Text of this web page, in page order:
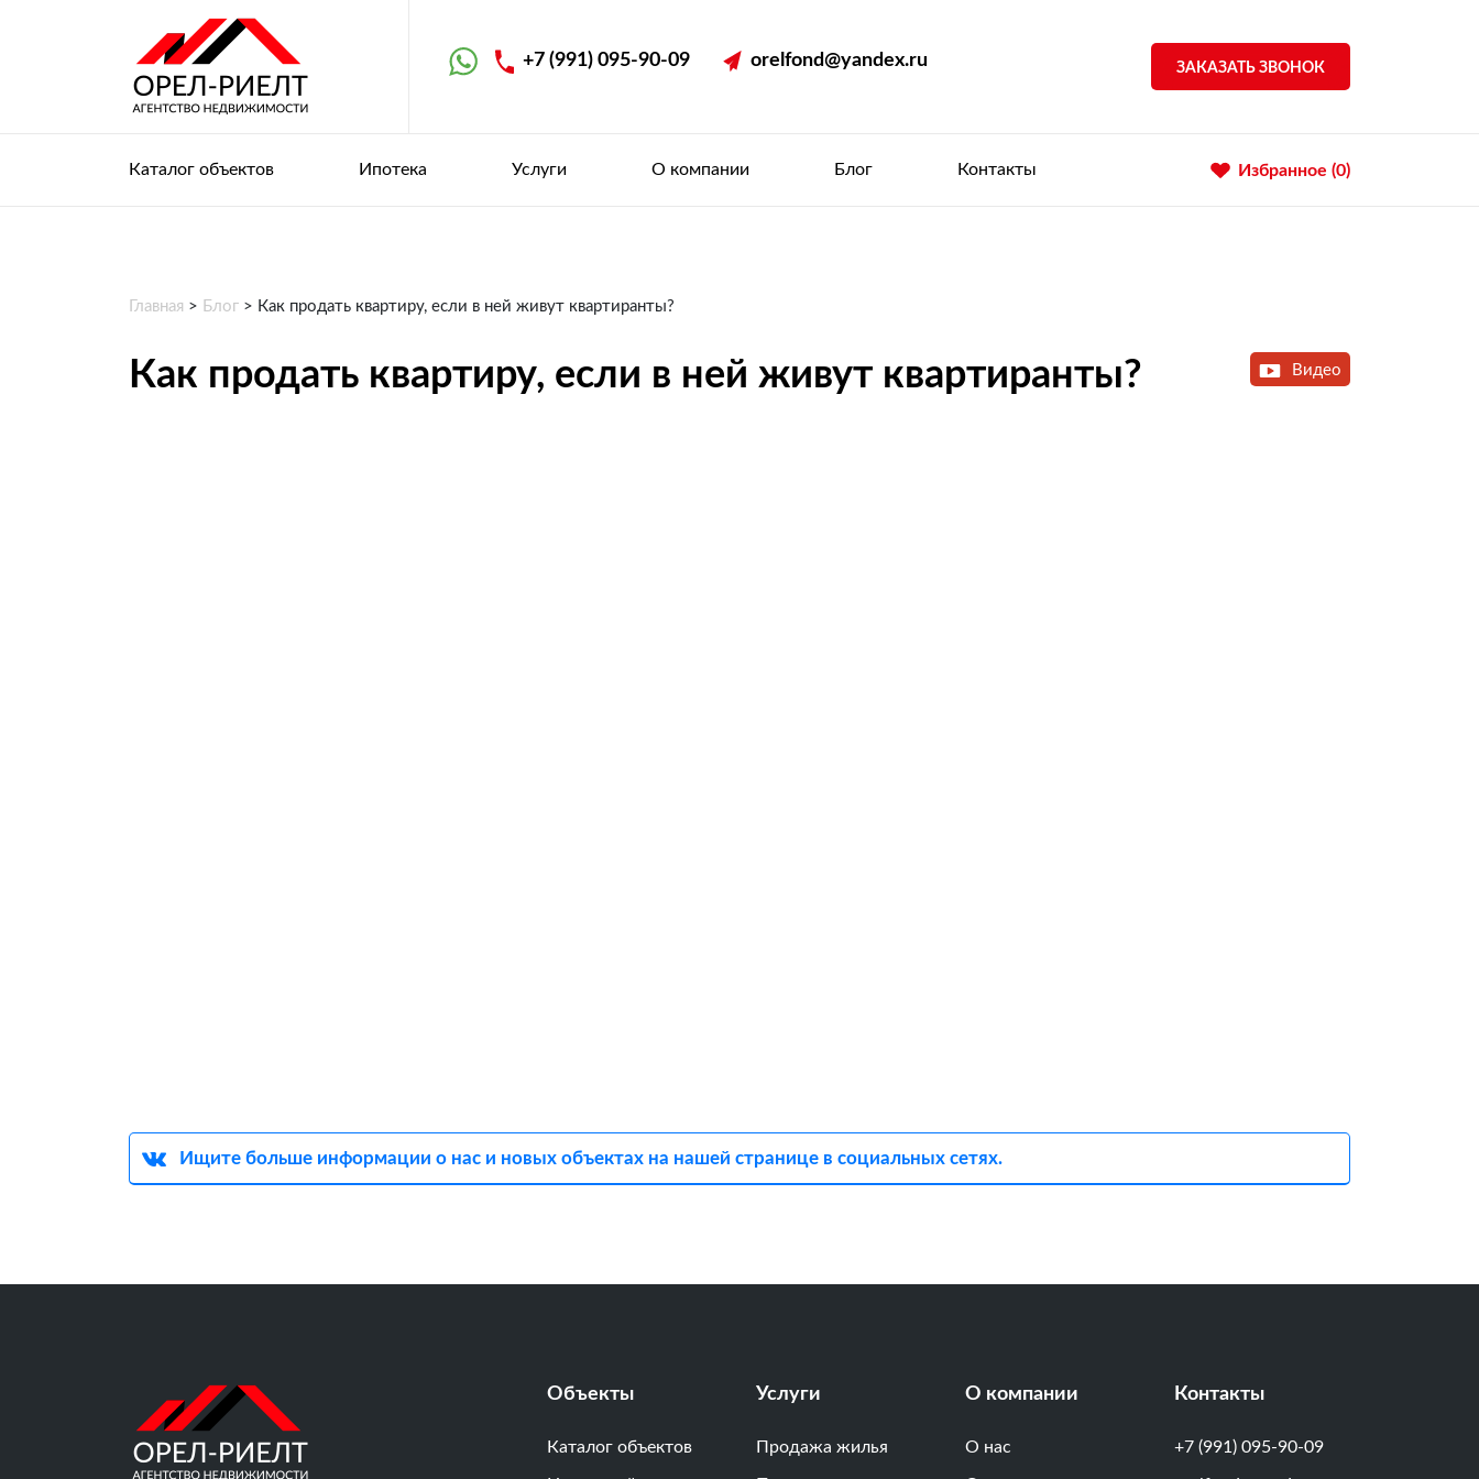
+7 (991) 095-90-09 orelfond@yandex.ru ЗАКАЗАТЬ ЗВОНОК
Каталог объектов Ипотека Услуги О компании Блог Контакты Избранное (0)
Главная > Блог > Как продать квартиру, если в ней живут квартиранты?
Как продать квартиру, если в ней живут квартиранты? Видео
Ищите больше информации о нас и новых объектах на нашей странице в социальных сетях.
Объекты
Каталог объектов
Услуги
Продажа жилья
О компании
О нас
Контакты
+7 (991) 095-90-09